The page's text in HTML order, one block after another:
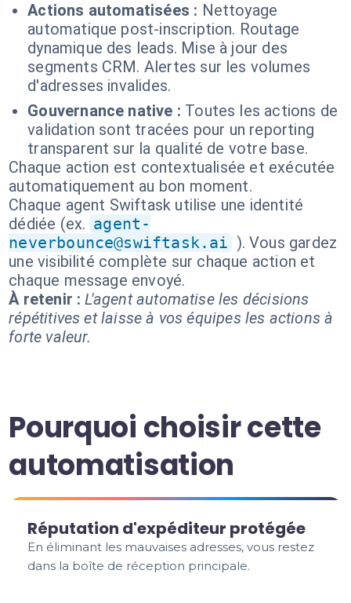
Actions automatisées : Nettoyage
automatique post-inscription. Routage
dynamique des leads. Mise à jour des
segments CRM. Alertes sur les volumes
d'adresses invalides.
Gouvernance native : Toutes les actions de
validation sont tracées pour un reporting
transparent sur la qualité de votre base.
Chaque action est contextualisée et exécutée
automatiquement au bon moment.
Chaque agent Swiftask utilise une identité
dédiée (ex. agent-
neverbounce@swiftask.ai ). Vous gardez
une visibilité complète sur chaque action et
chaque message envoyé.
À retenir : L'agent automatise les décisions
répétitives et laisse à vos équipes les actions à
forte valeur.
Pourquoi choisir cette
automatisation
Réputation d'expéditeur protégée
En éliminant les mauvaises adresses, vous restez
dans la boîte de réception principale.